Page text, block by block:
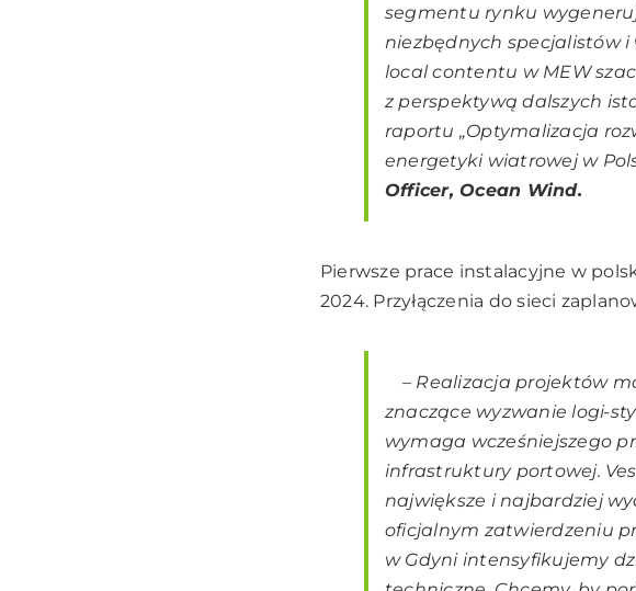
segmentu rynku
niezbędnych specjalistów i
local contentu w MEW
z perspektywą dalszych
raportu „Optymalizacja
energetyki wiatrowej w
Officer, Ocean Wind.
Pierwsze prace instalacyjne w
2024. Przyłączenia do sieci
– Realizacja projektów
znaczące wyzwanie logi-
wymaga wcześniejszego
infrastruktury portowej.
największe i najbardziej
oficjalnym zatwierdzeniu
w Gdyni intensyfikujemy